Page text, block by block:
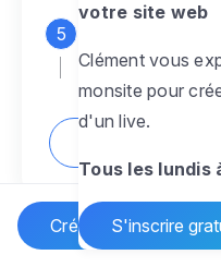
Créer un site Internet
pour rendre
votre site web
Clément vous
monsite pour
d'un live.
Tous les lundis
S'inscrire